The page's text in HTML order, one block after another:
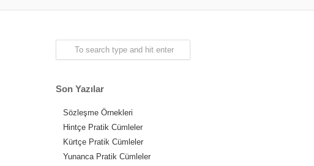
Son Yazılar
Sözleşme Örnekleri
Hintçe Pratik Cümleler
Kürtçe Pratik Cümleler
Yunanca Pratik Cümleler